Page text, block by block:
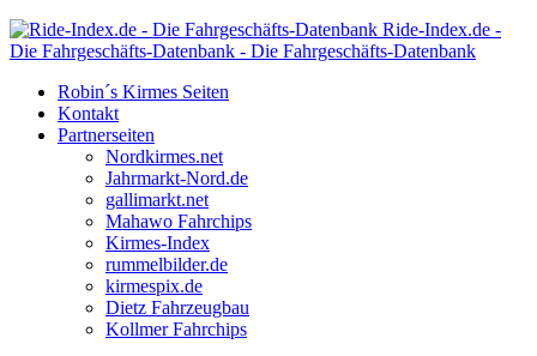
Ride-Index.de -
Die Fahrgeschäfts-Datenbank - Die Fahrgeschäfts-Datenbank
Robin´s Kirmes Seiten
Kontakt
Partnerseiten
Nordkirmes.net
Jahrmarkt-Nord.de
gallimarkt.net
Mahawo Fahrchips
Kirmes-Index
rummelbilder.de
kirmespix.de
Dietz Fahrzeugbau
Kollmer Fahrchips